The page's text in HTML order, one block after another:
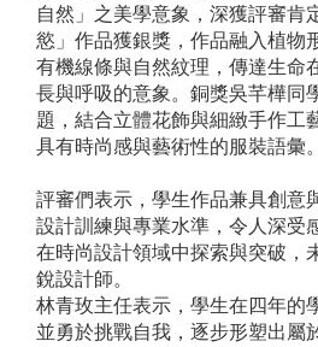
自然」之美學意象，深獲評審肯
慾」作品獲銀獎，作品融入植物
有機線條與自然紋理，傳達生命
長與呼吸的意象。銅獎吳芊樺同
題，結合立體花飾與細緻手作工
具有時尚感與藝術性的服裝語彙。
評審們表示，學生作品兼具創意
設計訓練與專業水準，令人深受
在時尚設計領域中探索與突破，
銳設計師。
林青玫主任表示，學生在四年的
並勇於挑戰自我，逐步形塑出屬